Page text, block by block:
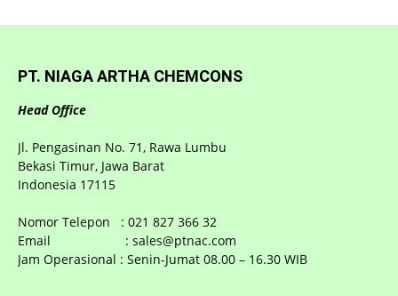
PT. NIAGA ARTHA CHEMCONS
Head Office
Jl. Pengasinan No. 71, Rawa Lumbu
Bekasi Timur, Jawa Barat
Indonesia 17115
Nomor Telepon : 021 827 366 32
Email : sales@ptnac.com
Jam Operasional : Senin-Jumat 08.00 – 16.30 WIB